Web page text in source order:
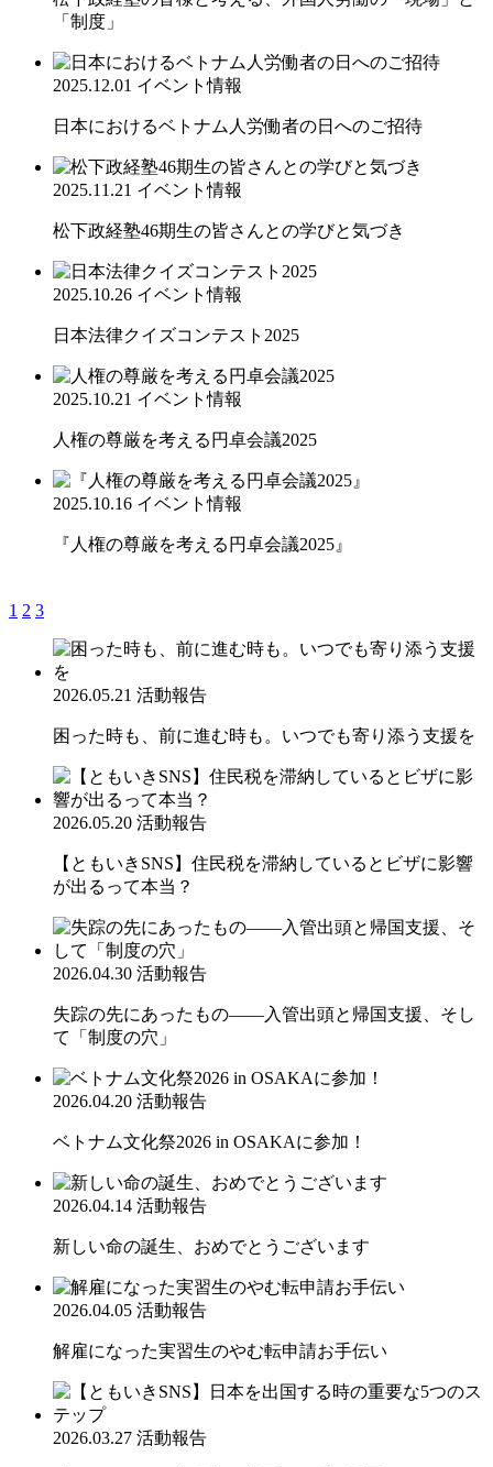
「制度」
2025.12.01 イベント情報
日本におけるベトナム人労働者の日へのご招待
2025.11.21 イベント情報
松下政経塾46期生の皆さんとの学びと気づき
2025.10.26 イベント情報
日本法律クイズコンテスト2025
2025.10.21 イベント情報
人権の尊厳を考える円卓会議2025
2025.10.16 イベント情報
『人権の尊厳を考える円卓会議2025』
1 2 3
2026.05.21 活動報告
困った時も、前に進む時も。いつでも寄り添う支援を
2026.05.20 活動報告
【ともいきSNS】住民税を滞納しているとビザに影響
が出るって本当？
2026.04.30 活動報告
失踪の先にあったもの――入管出頭と帰国支援、そし
て「制度の穴」
2026.04.20 活動報告
ベトナム文化祭2026 in OSAKAに参加！
2026.04.14 活動報告
新しい命の誕生、おめでとうございます
2026.04.05 活動報告
解雇になった実習生のやむ転申請お手伝い
2026.03.27 活動報告